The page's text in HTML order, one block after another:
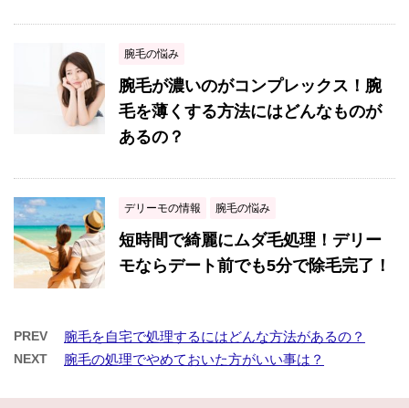
腕毛の悩み
腕毛が濃いのがコンプレックス！腕
毛を薄くする方法にはどんなものが
あるの？
デリーモの情報 腕毛の悩み
短時間で綺麗にムダ毛処理！デリー
モならデート前でも5分で除毛完了！
PREV 腕毛を自宅で処理するにはどんな方法があるの？
NEXT 腕毛の処理でやめておいた方がいい事は？